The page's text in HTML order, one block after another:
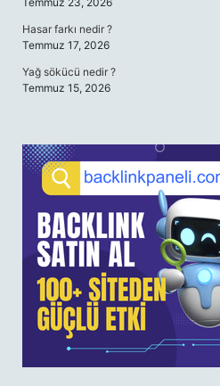
Hasar farkı nedir ?
Temmuz 17, 2026
Yağ sökücü nedir ?
Temmuz 15, 2026